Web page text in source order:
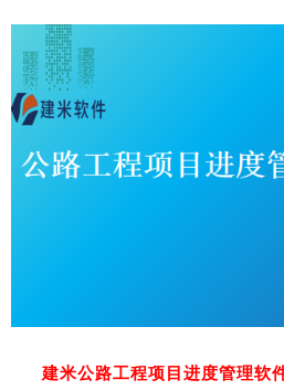
建米公路工程项目进度管理软